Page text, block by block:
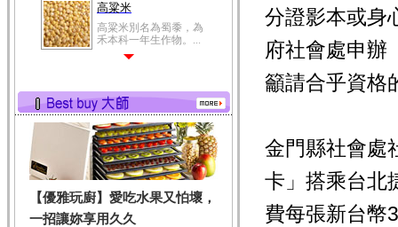
高粱米
高粱米別名為蜀黍，為
禾本科一年生作物。...
有蛋白質、脂肪、磷...
鮪魚
鮪魚肚肉中的不飽和脂
肪酸內富含EPA和DH...
韭菜
韭菜所含的膳食纖維能
幫助消化與通便；揮...
【優雅玩廚】愛吃水果又怕壞，
一招讓妳享用久久
分證影本或身
府社會處申辦
籲請合乎資格
金門縣社會處
卡」搭乘台北
費每張新台幣